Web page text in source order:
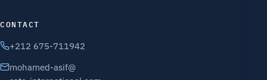
CONTACT
+212 675-711942
mohamed-asif@